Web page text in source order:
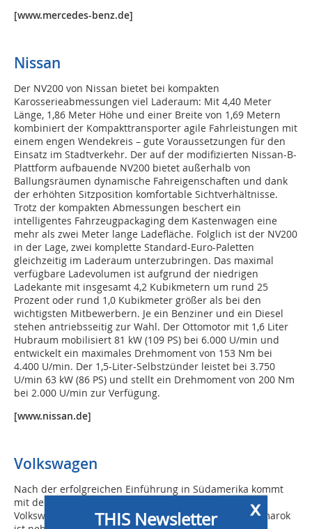
[www.mercedes-benz.de]
Nissan
Der NV200 von Nissan bietet bei kompakten
Karosserieabmessungen viel Laderaum: Mit 4,40 Meter
Länge, 1,86 Meter Höhe und einer Breite von 1,69 Metern
kombiniert der Kompakttransporter agile Fahrleistungen mit
einem engen Wendekreis – gute Voraussetzungen für den
Einsatz im Stadtverkehr. Der auf der modifizierten Nissan-B-
Plattform aufbauende NV200 bietet außerhalb von
Ballungsräumen dynamische Fahreigenschaften und dank
der erhöhten Sitzposition komfortable Sichtverhältnisse.
Trotz der kompakten Abmessungen beschert ein
intelligentes Fahrzeugpackaging dem Kastenwagen eine
mehr als zwei Meter lange Ladefläche. Folglich ist der NV200
in der Lage, zwei komplette Standard-Euro-Paletten
gleichzeitig im Laderaum unterzubringen. Das maximal
verfügbare Ladevolumen ist aufgrund der niedrigen
Ladekante mit insgesamt 4,2 Kubikmetern um rund 25
Prozent oder rund 1,0 Kubikmeter größer als bei den
wichtigsten Mitbewerbern. Je ein Benziner und ein Diesel
stehen antriebsseitig zur Wahl. Der Ottomotor mit 1,6 Liter
Hubraum mobilisiert 81 kW (109 PS) bei 6.000 U/min und
entwickelt ein maximales Drehmoment von 153 Nm bei
4.400 U/min. Der 1,5-Liter-Selbstzünder leistet bei 3.750
U/min 63 kW (86 PS) und stellt ein Drehmoment von 200 Nm
bei 2.000 U/min zur Verfügung.
[www.nissan.de]
Volkswagen
Nach der erfolgreichen Einführung in Südamerika kommt
mit dem Amarok jetzt der erste Allrad-Pickup von
Volkswagen auch nach Deutschland. Der viertürige Amarok
x
THIS Newsletter